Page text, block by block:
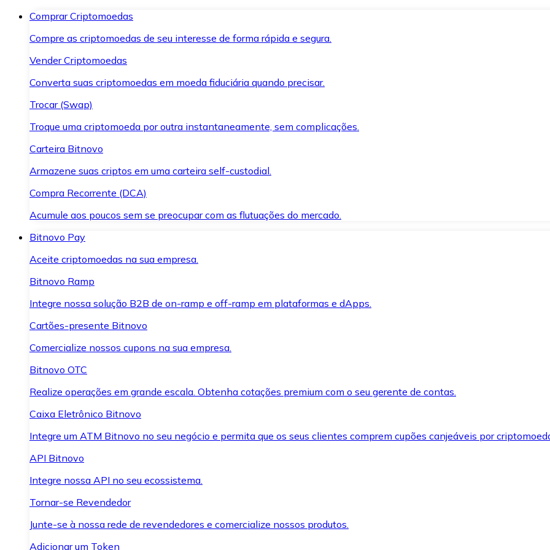
Comprar Criptomoedas
Compre as criptomoedas de seu interesse de forma rápida e segura.
Vender Criptomoedas
Converta suas criptomoedas em moeda fiduciária quando precisar.
Trocar (Swap)
Troque uma criptomoeda por outra instantaneamente, sem complicações.
Carteira Bitnovo
Armazene suas criptos em uma carteira self-custodial.
Compra Recorrente (DCA)
Acumule aos poucos sem se preocupar com as flutuações do mercado.
Bitnovo Pay
Aceite criptomoedas na sua empresa.
Bitnovo Ramp
Integre nossa solução B2B de on-ramp e off-ramp em plataformas e dApps.
Cartões-presente Bitnovo
Comercialize nossos cupons na sua empresa.
Bitnovo OTC
Realize operações em grande escala. Obtenha cotações premium com o seu gerente de contas.
Caixa Eletrônico Bitnovo
Integre um ATM Bitnovo no seu negócio e permita que os seus clientes comprem cupões canjeáveis por
API Bitnovo
Integre nossa API no seu ecossistema.
Tornar-se Revendedor
Junte-se à nossa rede de revendedores e comercialize nossos produtos.
Adicionar um Token